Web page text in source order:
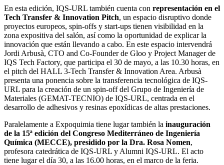
En esta edición, IQS-URL también cuenta con representación en el
Tech Transfer & Innovation Pitch, un espacio disruptivo donde
proyectos europeos, spin-offs y start-ups tienen visibilidad en la
zona expositiva del salón, así como la oportunidad de explicar la
innovación que están llevando a cabo. En este espacio intervendrá
Jordi Arbusà, CTO and Co-Founder de Gloo y Project Manager de
IQS Tech Factory, que participa el 30 de mayo, a las 10.30 horas, en
el pitch del HALL 3-Tech Transfer & Innovation Area. Arbusà
presenta una ponencia sobre la transferencia tecnológica de IQS-
URL para la creación de un spin-off del Grupo de Ingeniería de
Materiales (GEMAT-TECNIO) de IQS-URL, centrada en el
desarrollo de adhesivos y resinas epoxídicas de altas prestaciones.
Paralelamente a Expoquimia tiene lugar también la inauguración
de la 15ª edición del Congreso Mediterráneo de Ingeniería
Química (MECCE), presidido por la Dra. Rosa Nomen,
profesora catedrática de IQS-URL y Alumni IQS-URL. El acto
tiene lugar el día 30, a las 16.00 horas, en el marco de la feria.